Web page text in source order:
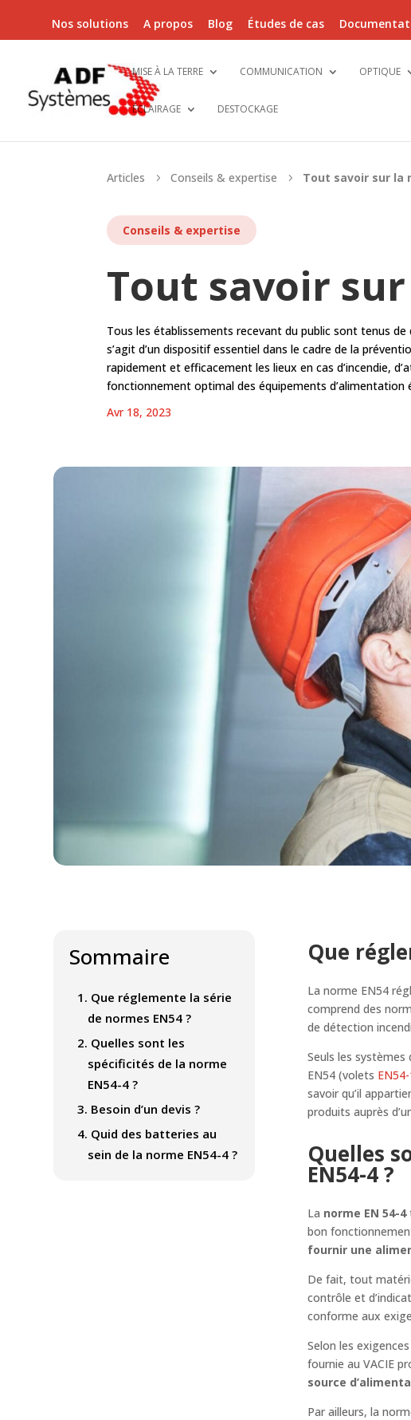
Nos solutions A propos Blog Études de cas
MISE À LA TERRE COMMUNICATION OPTIQUE
ÉCLAIRAGE DESTOCKAGE
Articles 5 Conseils & expertise 5 Tout savoir sur la
Conseils & expertise
Tout savoir
Tous les établissements recevant du public sont tenus de
s’agit d’un dispositif essentiel dans le cadre de la
rapidement et efficacement les lieux en cas d’incendie,
fonctionnement optimal des équipements d’alimentation
Avr 18, 2023
Sommaire
1. Que réglemente la série
de normes EN54 ?
2. Quelles sont les
spécificités de la norme
EN54-4 ?
3. Besoin d’un devis ?
4. Quid des batteries au
sein de la norme EN54-4 ?
Que
La norme EN54
comprend des
de détection
Seuls les
EN54 (volets
savoir qu’il
produits auprès
Quelles
EN54-4 ?
La norme EN 54-4
bon
fournir une
De fait, tout
contrôle et
conforme aux
Selon les
fournie au VACIE
source
Par ailleurs, la